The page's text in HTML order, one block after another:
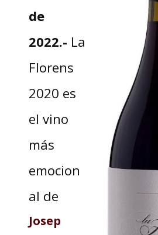
de
2022.- La
Florens
2020 es
el vino
más
emocion
al de
Josep